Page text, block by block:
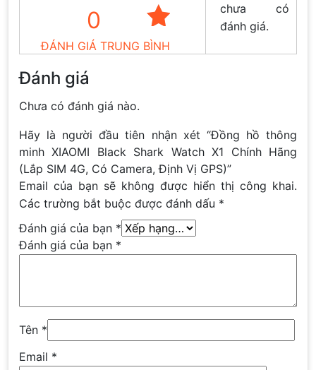
0
ĐÁNH GIÁ TRUNG BÌNH
chưa có
đánh giá.
Đánh giá
Chưa có đánh giá nào.
Hãy là người đầu tiên nhận xét “Đồng hồ thông
minh XIAOMI Black Shark Watch X1 Chính Hãng
(Lắp SIM 4G, Có Camera, Định Vị GPS)”
Email của bạn sẽ không được hiển thị công khai.
Các trường bắt buộc được đánh dấu *
Đánh giá của bạn *
Đánh giá của bạn *
Tên *
Email *